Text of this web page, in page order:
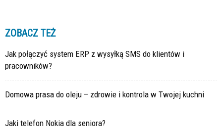
ZOBACZ TEŻ
Jak połączyć system ERP z wysyłką SMS do klientów i
pracowników?
Domowa prasa do oleju – zdrowie i kontrola w Twojej kuchni
Jaki telefon Nokia dla seniora?